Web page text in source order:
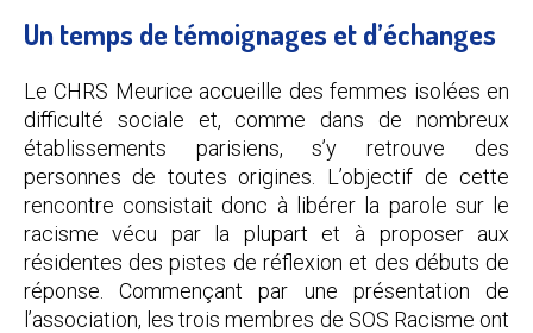
Un temps de témoignages et d’échanges
Le CHRS Meurice accueille des femmes isolées en
difficulté sociale et, comme dans de nombreux
établissements parisiens, s’y retrouve des
personnes de toutes origines. L’objectif de cette
rencontre consistait donc à libérer la parole sur le
racisme vécu par la plupart et à proposer aux
résidentes des pistes de réflexion et des débuts de
réponse. Commençant par une présentation de
l’association, les trois membres de SOS Racisme ont